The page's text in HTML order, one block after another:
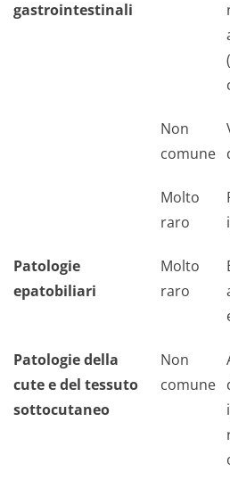
gastrointestinali
Non
comune
Molto
raro
Patologie
epatobiliari
Molto
raro
Patologie della
cute e del tessuto
sottocutaneo
Non
comune